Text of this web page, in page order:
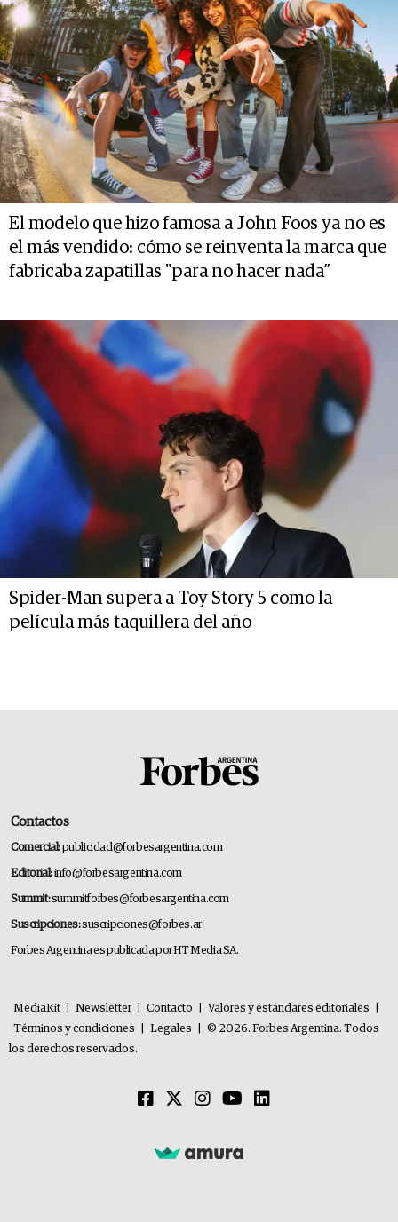
El modelo que hizo famosa a John Foos ya no es
el más vendido: cómo se reinventa la marca que
fabricaba zapatillas "para no hacer nada”
Spider-Man supera a Toy Story 5 como la
película más taquillera del año
Contactos
Comercial:publicidad@forbesargentina.com
Editorial:info@forbesargentina.com
Summit:summitforbes@forbesargentina.com
Suscripciones:suscripciones@forbes.ar
Forbes Argentina es publicada por HT Media SA.
MediaKit Newsletter Contacto Valores y estándares editoriales
Términos y condiciones
Legales
© 2026. Forbes Argentina. Todos
los derechos reservados.